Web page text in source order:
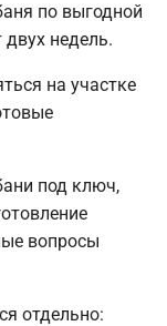
по выгодной
двух недель.
на участке
под ключ,
вопросы
отдельно: